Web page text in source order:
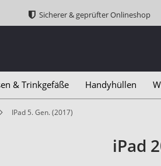
Sicherer & geprüfter Onlineshop
& Trinkgefäße Handyhüllen
iPad 5. Gen. (2017)
iPad